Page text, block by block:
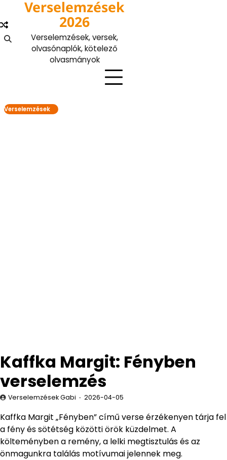
content
Verselemzések
2026
Verselemzések, versek,
olvasónaplók, kötelező
olvasmányok
Verselemzések
Kaffka Margit: Fényben
verselemzés
Verselemzések Gabi 2026-04-05
Kaffka Margit „Fényben” című verse érzékenyen tárja fel
a fény és sötétség közötti örök küzdelmet. A
költeményben a remény, a lelki megtisztulás és az
önmagunkra találás motívumai jelennek meg.